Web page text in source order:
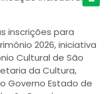
inscrições para
2026, iniciativa
Cultural de São
da Cultura,
Governo Estado de